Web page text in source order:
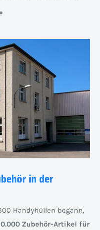
in der
Handyhüllen begann,
Zubehör-Artikel für